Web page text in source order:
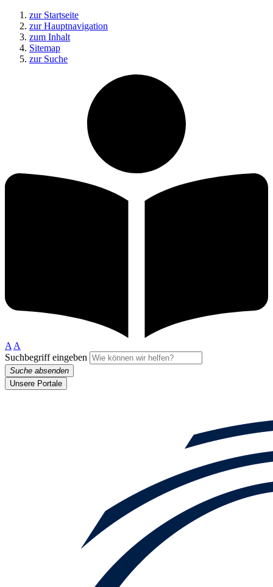
zur Startseite
zur Hauptnavigation
zum Inhalt
Sitemap
zur Suche
A A
Suchbegriff eingeben
Suche absenden
Unsere Portale